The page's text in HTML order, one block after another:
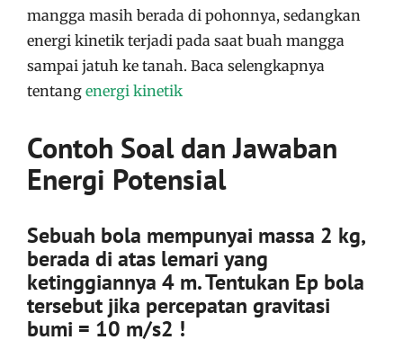
mangga masih berada di pohonnya, sedangkan
energi kinetik terjadi pada saat buah mangga
sampai jatuh ke tanah. Baca selengkapnya
tentang energi kinetik
Contoh Soal dan Jawaban
Energi Potensial
Sebuah bola mempunyai massa 2 kg,
berada di atas lemari yang
ketinggiannya 4 m. Tentukan Ep bola
tersebut jika percepatan gravitasi
bumi = 10 m/s2 !